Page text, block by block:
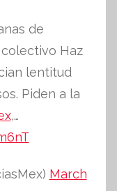
de
Haz
lentitud
Piden a la
,…
March